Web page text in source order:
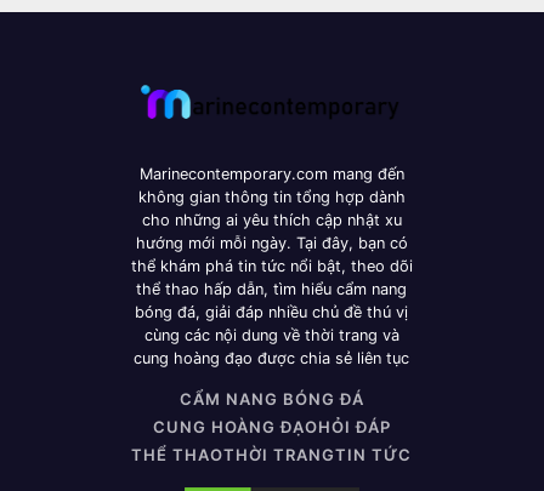
Marinecontemporary.com mang đến
không gian thông tin tổng hợp dành
cho những ai yêu thích cập nhật xu
hướng mới mỗi ngày. Tại đây, bạn có
thể khám phá tin tức nổi bật, theo dõi
thể thao hấp dẫn, tìm hiểu cẩm nang
bóng đá, giải đáp nhiều chủ đề thú vị
cùng các nội dung về thời trang và
cung hoàng đạo được chia sẻ liên tục
CẨM NANG BÓNG ĐÁ
CUNG HOÀNG ĐẠOHỎI ĐÁP
THỂ THAOTHỜI TRANGTIN TỨC